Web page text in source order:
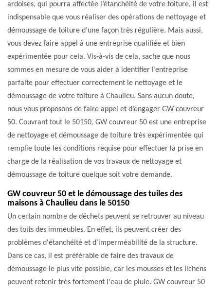
ardoises, qui pourra affectée l’étanchéité de votre toiture, il est
indispensable que vous réaliser des opérations de nettoyage et
démoussage de toiture d’une façon très régulière. Mais aussi,
vous devez faire appel à une entreprise qualifiée et bien
expérimentée pour cela. Vis-à-vis de cela, sache que nous
sommes en mesure de vous aider à identifier l’entreprise
parfaite pour effectuer correctement le nettoyage et le
démoussage de votre toiture à Chaulieu. Sans aucun doute,
nous vous proposons de faire appel et d’engager GW couvreur
50. Couvrant tout le 50150, GW couvreur 50 est une entreprise
de nettoyage et démoussage de toiture très expérimentée qui
remplie toute les conditions requise pour effectuer la prise en
charge de la réalisation de vos travaux de nettoyage et
démoussage de toiture quelque soit votre demande.
GW couvreur 50 et le démoussage des tuiles des
maisons à Chaulieu dans le 50150
Un certain nombre de déchets peuvent se retrouver au niveau
des toits des immeubles. En effet, ils peuvent créer des
problèmes d'étanchéité et d'imperméabilité de la structure.
Dans ce cas, il est préférable de faire des travaux de
démoussage le plus vite possible, car les mousses et les lichens
peuvent retenir très fortement l'eau de pluie. GW couvreur 50